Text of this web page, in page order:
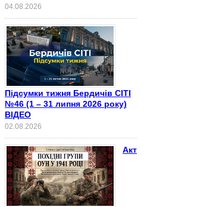
04.08.2026
Підсумки тижня Бердичів СІТІ
№46 (1 – 31 липня 2026 року)
ВІДЕО
02.08.2026
Акт